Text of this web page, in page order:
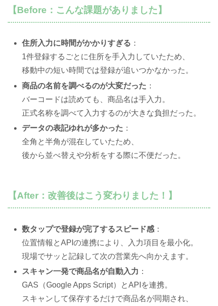
【Before：こんな課題がありました】
住所入力に時間がかかりすぎる ：
1件登録するごとに住所を手入力していたため、
移動中の短い時間では登録が追いつかなかった。
商品の名前を調べるのが大変だった ：
バーコードは読めても、商品名は手入力。
正式名称を調べて入力するのが大きな負担だった。
データの表記ゆれが多かった ：
全角と半角が混在していたため、
後から並べ替えや分析をする際に不便だった。
【After：改善後はこう変わりました！】
数タップで登録が完了するスピード感 ：
位置情報とAPIの連携により、入力項目を最小化。
現場でサッと記録して次の営業先へ向かえます。
スキャン一発で商品名が自動入力 ：
GAS（Google Apps Script）とAPIを連携。
スキャンして保存するだけで商品名が同期され、